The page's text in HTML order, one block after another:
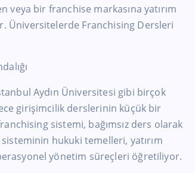
bir franchise markasına yatırım
Üniversitelerde Franchising Dersleri
Aydın Üniversitesi gibi birçok
girişimcilik derslerinin küçük bir
sistemi, bağımsız ders olarak
hukuki temelleri, yatırım
yönetim süreçleri öğretiliyor.